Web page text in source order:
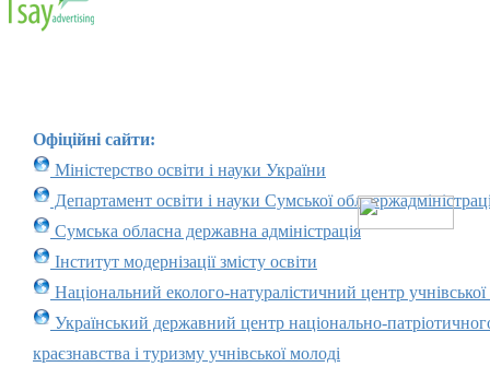
Офіційні сайти:
Міністерство освіти і науки України
Департамент освіти і науки Сумської
Сумська обласна державна адміністрація
Інститут модернізації змісту освіти
Національний еколого-натуралістичний центр учнівської
Український державний центр національно-
краєзнавства і туризму учнівської молоді